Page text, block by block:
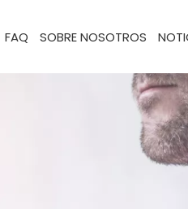
FAQ SOBRE NOSOTROS